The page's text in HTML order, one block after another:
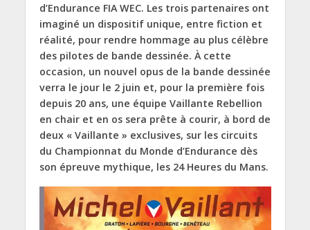
d’Endurance FIA WEC. Les trois partenaires ont
imaginé un dispositif unique, entre fiction et
réalité, pour rendre hommage au plus célèbre
des pilotes de bande dessinée. À cette
occasion, un nouvel opus de la bande dessinée
verra le jour le 2 juin et, pour la première fois
depuis 20 ans, une équipe Vaillante Rebellion
en chair et en os sera prête à courir, à bord de
deux « Vaillante » exclusives, sur les circuits
du Championnat du Monde d’Endurance dès
son épreuve mythique, les 24 Heures du Mans.